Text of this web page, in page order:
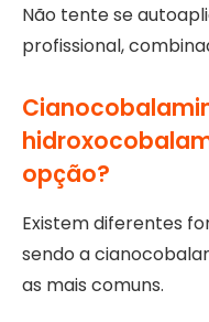
Não tente se
profissional,
opção?
Existem diferentes
sendo a
as mais comuns.